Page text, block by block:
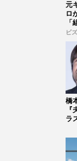
元
ロ
価
ビ
橋
ラ